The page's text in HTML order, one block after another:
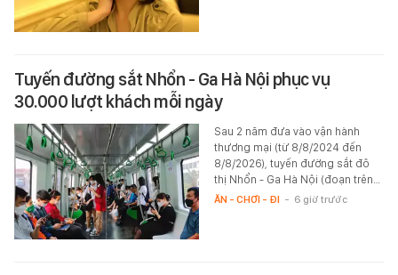
Tuyến đường sắt Nhổn - Ga Hà Nội phục vụ
30.000 lượt khách mỗi ngày
Sau 2 năm đưa vào vận hành
thương mại (từ 8/8/2024 đến
8/8/2026), tuyến đường sắt đô
thị Nhổn - Ga Hà Nội (đoạn trên…
ĂN - CHƠI - ĐI - 6 giờ trước